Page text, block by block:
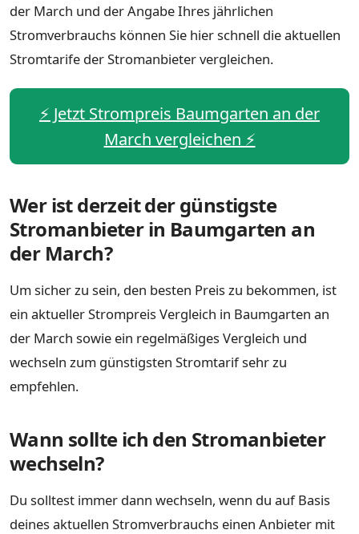
der March und der Angabe Ihres jährlichen
Stromverbrauchs können Sie hier schnell die aktuellen
Stromtarife der Stromanbieter vergleichen.
⚡️ Jetzt Strompreis Baumgarten an der
March vergleichen ⚡️
Wer ist derzeit der günstigste
Stromanbieter in Baumgarten an
der March?
Um sicher zu sein, den besten Preis zu bekommen, ist
ein aktueller Strompreis Vergleich in Baumgarten an
der March sowie ein regelmäßiges Vergleich und
wechseln zum günstigsten Stromtarif sehr zu
empfehlen.
Wann sollte ich den Stromanbieter
wechseln?
Du solltest immer dann wechseln, wenn du auf Basis
deines aktuellen Stromverbrauchs einen Anbieter mit